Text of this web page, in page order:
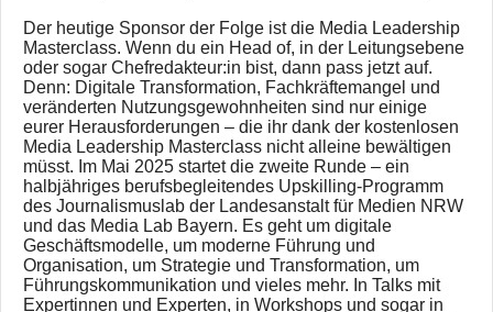
Der heutige Sponsor der Folge ist die Media Leadership
Masterclass. Wenn du ein Head of, in der Leitungsebene
oder sogar Chefredakteur:in bist, dann pass jetzt auf.
Denn: Digitale Transformation, Fachkräftemangel und
veränderten Nutzungsgewohnheiten sind nur einige
eurer Herausforderungen – die ihr dank der kostenlosen
Media Leadership Masterclass nicht alleine bewältigen
müsst. Im Mai 2025 startet die zweite Runde – ein
halbjähriges berufsbegleitendes Upskilling-Programm
des Journalismuslab der Landesanstalt für Medien NRW
und das Media Lab Bayern. Es geht um digitale
Geschäftsmodelle, um moderne Führung und
Organisation, um Strategie und Transformation, um
Führungskommunikation und vieles mehr. In Talks mit
Expertinnen und Experten, in Workshops und sogar in